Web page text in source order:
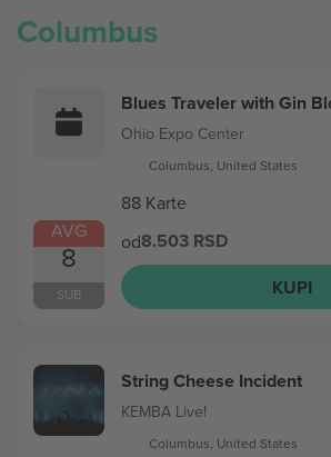
Columbus
AVG
8
SUB
Blues Traveler with Gin
Ohio Expo Center
Columbus, United States
88 Karte
od8.503 RSD
KUPI
String Cheese Incident
KEMBA Live!
Columbus, United States